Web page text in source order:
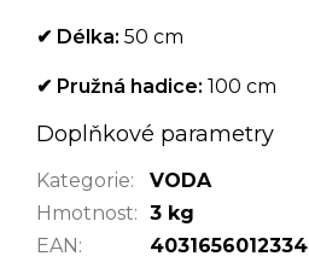
✔ Délka: 50 cm
✔ Pružná hadice: 100 cm
Doplňkové parametry
Kategorie:
VODA
Hmotnost: 3 kg
EAN: 4031656012334